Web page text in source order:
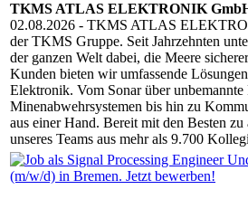
TKMS ATLAS ELEKTRONIK
02.08.2026 - TKMS ATLAS
der TKMS Gruppe. Seit Jahrzehnten
der ganzen Welt dabei, die Meere
Kunden bieten wir umfassende
Elektronik. Vom Sonar über unbemannte
Minenabwehrsystemen bis hin zu
aus einer Hand. Bereit mit den Besten zu
unseres Teams aus mehr als 9.700